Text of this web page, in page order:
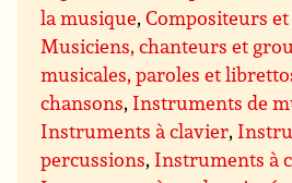
la musique,Compositeurs
Musiciens, chanteurs et
musicales, paroles et
chansons, Instruments de
Instruments à clavier,
percussions, Instruments à